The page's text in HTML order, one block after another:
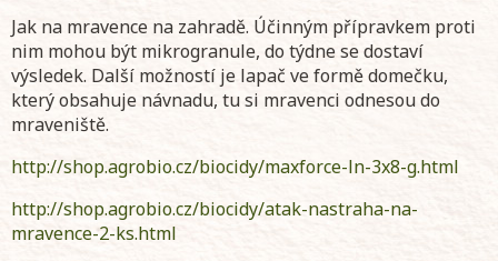
Jak na mravence na zahradě. Účinným přípravkem proti
nim mohou být mikrogranule, do týdne se dostaví
výsledek. Další možností je lapač ve formě domečku,
který obsahuje návnadu, tu si mravenci odnesou do
mraveniště.
http://shop.agrobio.cz/biocidy/maxforce-ln-3x8-g.html
http://shop.agrobio.cz/biocidy/atak-nastraha-na-
mravence-2-ks.html